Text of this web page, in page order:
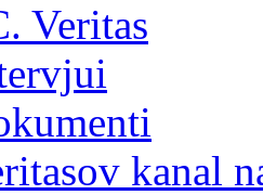
Veritas
kanal